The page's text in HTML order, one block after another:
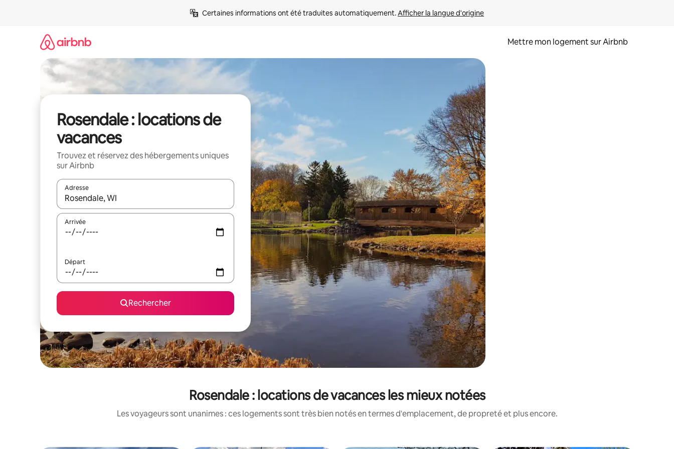
Certaines informations ont été traduites automatiquement. Afficher la langue d'origine
Mettre mon logement sur Airbnb
Rosendale : locations de
vacances
Trouvez et réservez des hébergements uniques
sur Airbnb
Adresse
Lorsque les résultats s'affichent, utilisez les flèches vers le haut et vers le bas pour les parcourir ou en appuyant et en faisant glisser.
Arrivée
Départ
Rechercher
Rosendale : locations de vacances les mieux notées
Les voyageurs sont unanimes : ces logements sont très bien notés en termes d'emplacement, de propreté et plus encore.